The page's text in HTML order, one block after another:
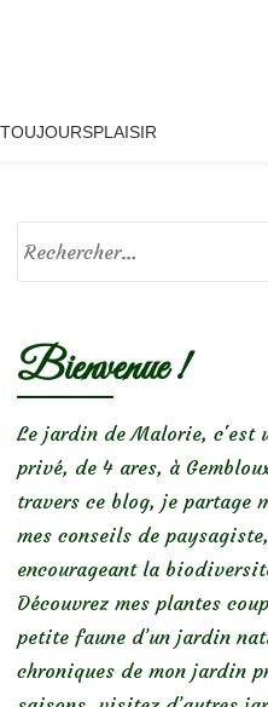
Bienvenue !
Le jardin de Malorie, c'est
privé, de 4 ares, à
travers ce blog, je partage
mes conseils de
encourageant la
Découvrez mes plantes
petite faune d’un jardin
chroniques de mon jardin